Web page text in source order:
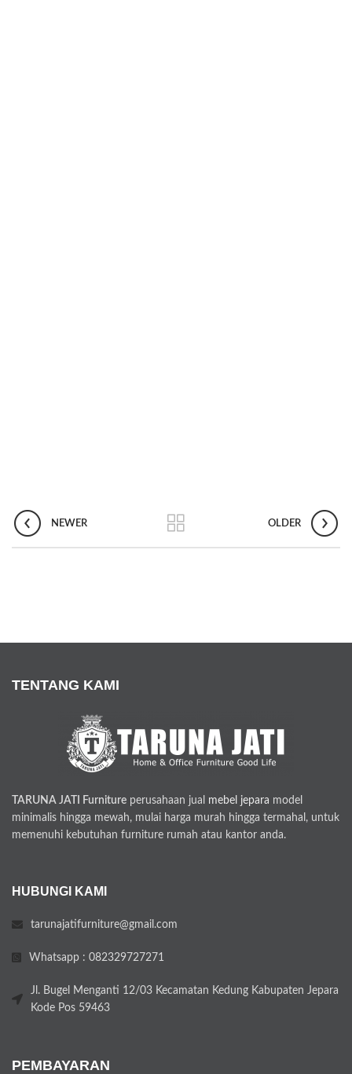
NEWER OLDER
TENTANG KAMI
TARUNA JATI Furniture perusahaan jual mebel jepara model
minimalis hingga mewah, mulai harga murah hingga termahal, untuk
memenuhi kebutuhan furniture rumah atau kantor anda.
HUBUNGI KAMI
tarunajatifurniture@gmail.com
Whatsapp : 082329727271
Jl. Bugel Menganti 12/03 Kecamatan Kedung Kabupaten Jepara
Kode Pos 59463
PEMBAYARAN